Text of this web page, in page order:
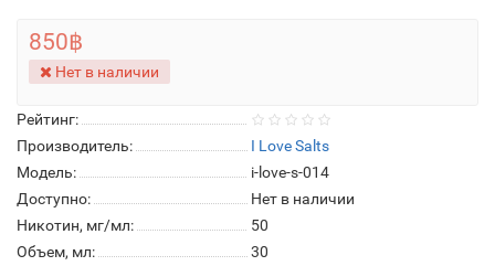
Рейтинг:
Производитель:
I Love Salts
Модель:
i-love-s-014
Доступно:
Нет в наличии
Никотин, мг/мл:
50
Объем, мл:
30
850฿
Нет в наличии